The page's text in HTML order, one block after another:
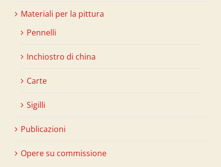
Materiali per la pittura
Pennelli
Inchiostro di china
Carte
Sigilli
Publicazioni
Opere su commissione